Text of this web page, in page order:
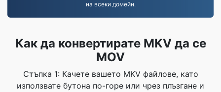
на всеки домейн.
Как да конвертирате MKV да се
MOV
Стъпка 1: Качете вашето MKV файлове, като
използвате бутона по-горе или чрез плъзгане и